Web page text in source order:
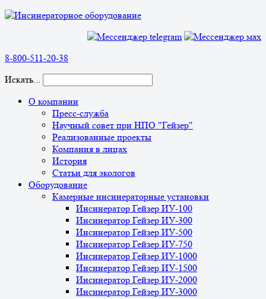
8-800-511-20-38
Искать...
О компании
Пресс-служба
Научный совет при НПО "Гейзер"
Реализованные проекты
Компания в лицах
История
Статьи для экологов
Оборудование
Камерные инсинераторные установки
Инсинератор Гейзер ИУ-100
Инсинератор Гейзер ИУ-300
Инсинератор Гейзер ИУ-500
Инсинератор Гейзер ИУ-750
Инсинератор Гейзер ИУ-1000
Инсинератор Гейзер ИУ-1500
Инсинератор Гейзер ИУ-2000
Инсинератор Гейзер ИУ-3000